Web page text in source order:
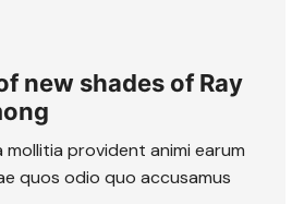
new shades of Ray
mollitia provident animi earum
quos odio quo accusamus